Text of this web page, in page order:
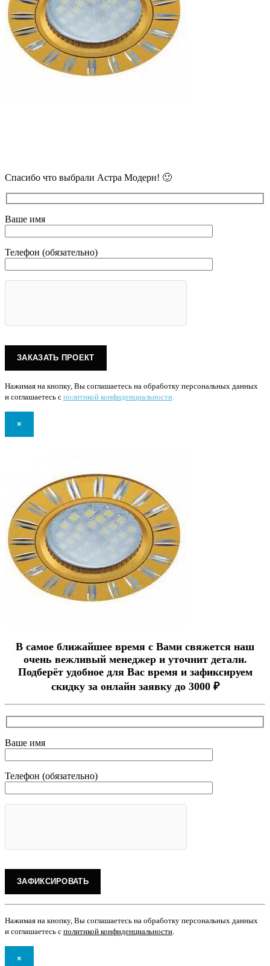
Спасибо что выбрали Астра Модерн! 🙂
Ваше имя
Телефон (обязательно)
Нажимая на кнопку, Вы соглашаетесь на обработку персональных данных
и соглашаетесь с политикой конфиденциальности.
×
В самое ближайшее время с Вами свяжется наш
очень вежливый менеджер и уточнит детали.
Подберёт удобное для Вас время и зафиксируем
скидку за онлайн заявку до 3000 ₽
Ваше имя
Телефон (обязательно)
Нажимая на кнопку, Вы соглашаетесь на обработку персональных данных
и соглашаетесь с политикой конфиденциальности
×